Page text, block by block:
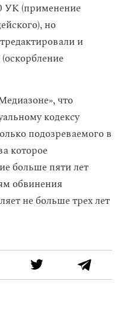
УК (применение
но
и
что
кодексу
подозреваемого в
которое
больше пяти лет
обвинения
не больше трех лет